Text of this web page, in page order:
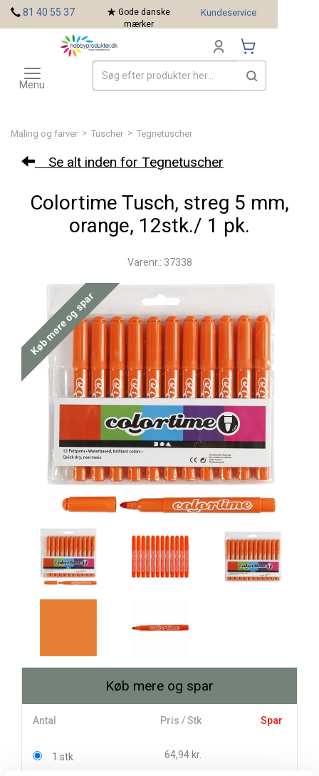
Maling og farver > Tuscher > Tegnetuscher
Se alt inden for Tegnetuscher
Colortime Tusch, streg 5 mm,
orange, 12stk./ 1 pk.
Varenr.: 37338
Køb mere og spar
Køb mere og spar
Antal Pris / Stk Spar
1 stk 64,94 kr.
81 40 55 37
Gode danske
mærker
Kundeservice
Toggle
navigation
Menu
Mærker